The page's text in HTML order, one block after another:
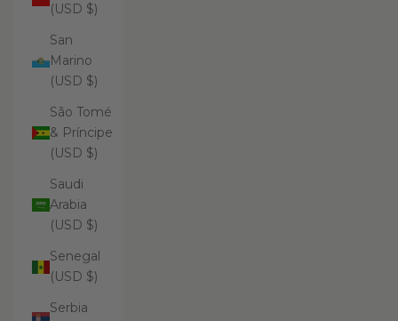
(USD $)
San
Marino
(USD $)
São Tomé
& Príncipe
(USD $)
Saudi
Arabia
(USD $)
Senegal
(USD $)
Serbia